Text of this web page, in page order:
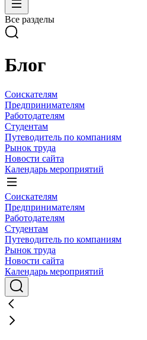
Все разделы
Блог
Соискателям
Предпринимателям
Работодателям
Студентам
Путеводитель по компаниям
Рынок труда
Новости сайта
Календарь мероприятий
Соискателям
Предпринимателям
Работодателям
Студентам
Путеводитель по компаниям
Рынок труда
Новости сайта
Календарь мероприятий